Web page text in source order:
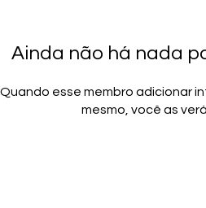
Ainda não há nada
Quando esse membro adicionar
mesmo, você as